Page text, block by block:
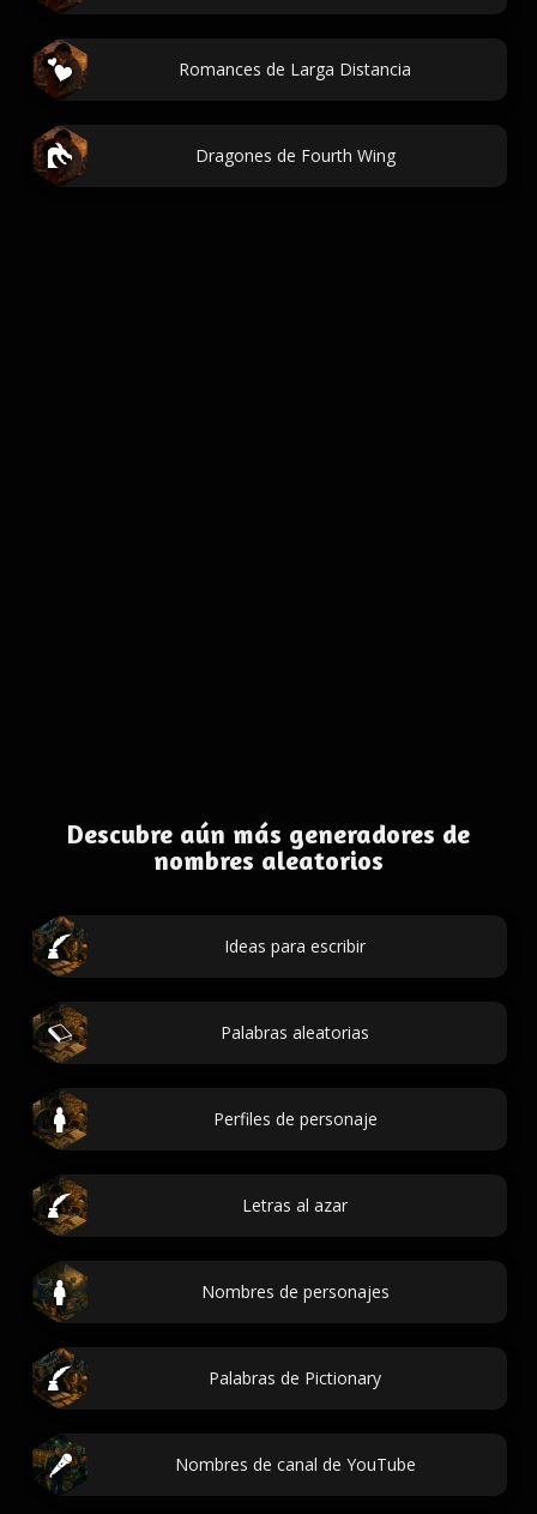
Romances de Larga Distancia
Dragones de Fourth Wing
Descubre aún más generadores de
nombres aleatorios
Ideas para escribir
Palabras aleatorias
Perfiles de personaje
Letras al azar
Nombres de personajes
Palabras de Pictionary
Nombres de canal de YouTube